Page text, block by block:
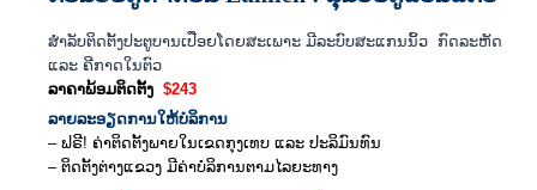
ສຳລັບຕິດຕັ້ງປະຕູບານເປືອຍໂດຍສະເພາະ ມີລະບົບສະແກນນິ້ວ ກົດລະຫັດ
ແລະ ຄີກາດໃນຕົວ
ລາຄາພ້ອມຕິດຕັ້ງ $243
ລາຍລະອຽດການໃຫ້ບໍລິການ
– ຟຣີ! ຄ່າຕິດຕັ້ງພາຍໃນເຂດກຸງເທບ ແລະ ປະລິມົນທົນ
– ຕິດຕັ້ງຕ່າງແຂວງ ມີຄ່າບໍລິການຕາມໄລຍະທາງ